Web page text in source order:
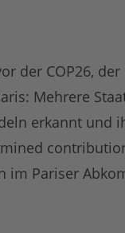
der COP26,
Mehrere
erkannt und
im Pariser